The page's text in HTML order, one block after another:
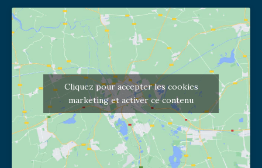
Cliquez pour accepter les cookies
marketing et activer ce contenu